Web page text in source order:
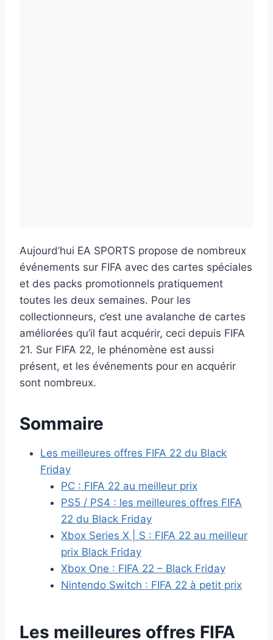
Aujourd’hui EA SPORTS propose de nombreux
événements sur FIFA avec des cartes spéciales
et des packs promotionnels pratiquement
toutes les deux semaines. Pour les
collectionneurs, c’est une avalanche de cartes
améliorées qu’il faut acquérir, ceci depuis FIFA
21. Sur FIFA 22, le phénomène est aussi
présent, et les événements pour en acquérir
sont nombreux.
Sommaire
Les meilleures offres FIFA 22 du Black
Friday
PC : FIFA 22 au meilleur prix
PS5 / PS4 : les meilleures offres FIFA
22 du Black Friday
Xbox Series X | S : FIFA 22 au meilleur
prix Black Friday
Xbox One : FIFA 22 – Black Friday
Nintendo Switch : FIFA 22 à petit prix
Les meilleures offres FIFA